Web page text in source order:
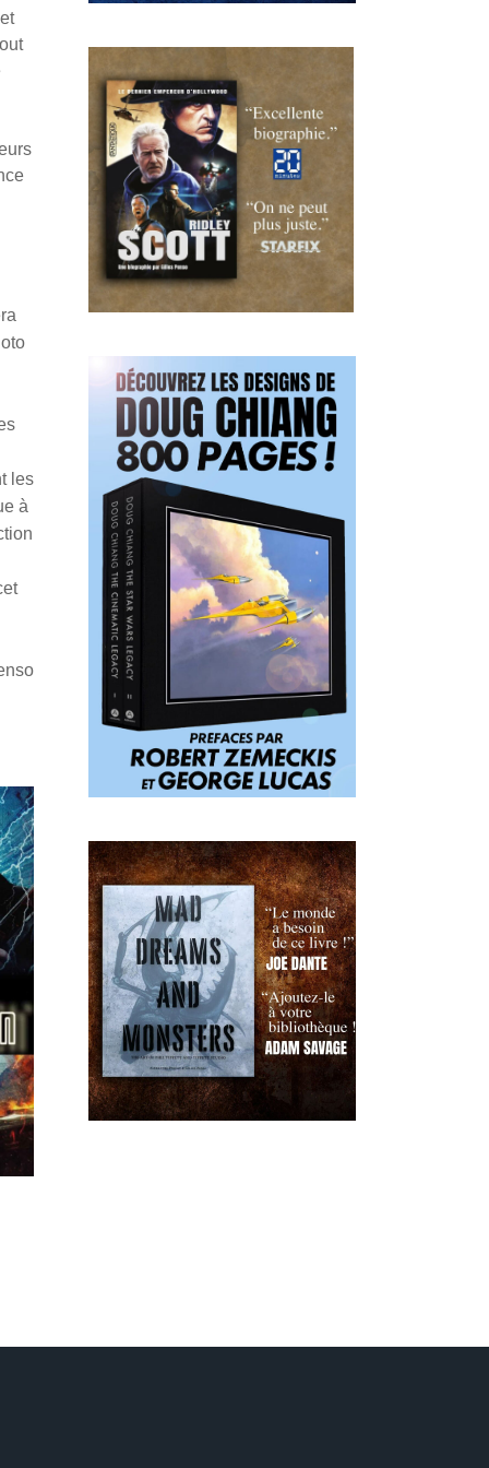
les
à